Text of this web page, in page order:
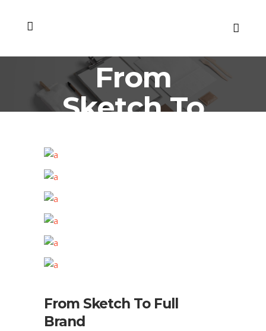
From
Sketch To
From Sketch To Full
Brand